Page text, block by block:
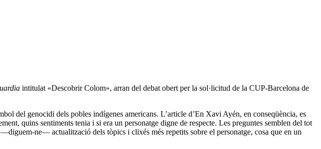
intitulat «Descobrir Colom», arran del debat obert per la sol·licitud de la CUP-Barcelona de
del genocidi dels pobles indígenes americans. L’article d’En Xavi Ayén, en conseqüència, es
quins sentiments tenia i si era un personatge digne de respecte. Les preguntes semblen del tot
ne— actualització dels tòpics i clixés més repetits sobre el personatge, cosa que en un